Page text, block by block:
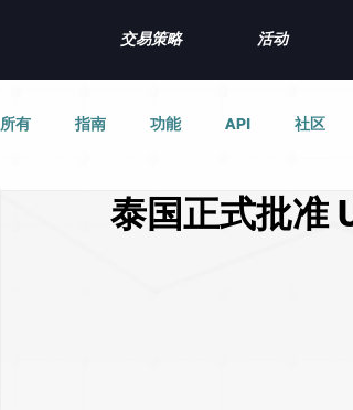
交易策略 活动
所有 指南 功能 API 社区
泰国正式批准